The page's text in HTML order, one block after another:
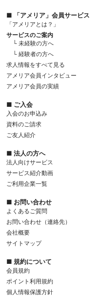
■ 「アメリア」会員サービス
「アメリアとは？」
サービスのご案内
└ 未経験の方へ
└ 経験者の方へ
求人情報をすべて見る
アメリア会員インタビュー
アメリア会員の実績
■ ご入会
入会のお申込み
資料のご請求
ご友人紹介
■ 法人の方へ
法人向けサービス
サービス紹介動画
ご利用企業一覧
■ お問い合わせ
よくあるご質問
お問い合わせ（連絡先）
会社概要
サイトマップ
■ 規約について
会員規約
ポイント利用規約
個人情報保護方針